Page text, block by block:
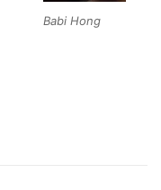
Babi Hong